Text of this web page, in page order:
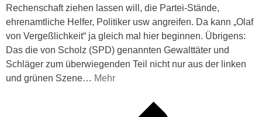
Rechenschaft ziehen lassen will, die Partei-Stände,
ehrenamtliche Helfer, Politiker usw angreifen. Da kann „Olaf
von Vergeßlichkeit“ ja gleich mal hier beginnen. Übrigens:
Das die von Scholz (SPD) genannten Gewalttäter und
Schläger zum überwiegenden Teil nicht nur aus der linken
und grünen Szene… Mehr